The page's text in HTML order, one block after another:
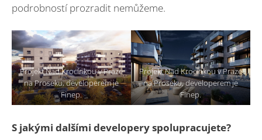
podrobností prozradit nemůžeme.
Projekt Nad Krocínkou v Praze
na Proseku, developerem je
Finep.
Projekt Nad Krocínkou v Praze
na Proseku, developerem je
Finep.
S jakými dalšími developery spolupracujete?